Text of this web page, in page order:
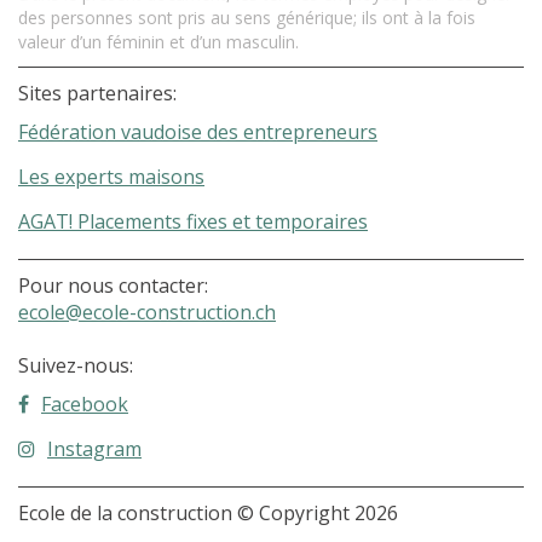
des personnes sont pris au sens générique; ils ont à la fois
valeur d’un féminin et d’un masculin.
Sites partenaires:
Fédération vaudoise des entrepreneurs
Les experts maisons
AGAT! Placements fixes et temporaires
Pour nous contacter:
ecole@ecole-construction.ch
Suivez-nous:
Facebook
Instagram
Ecole de la construction © Copyright 2026